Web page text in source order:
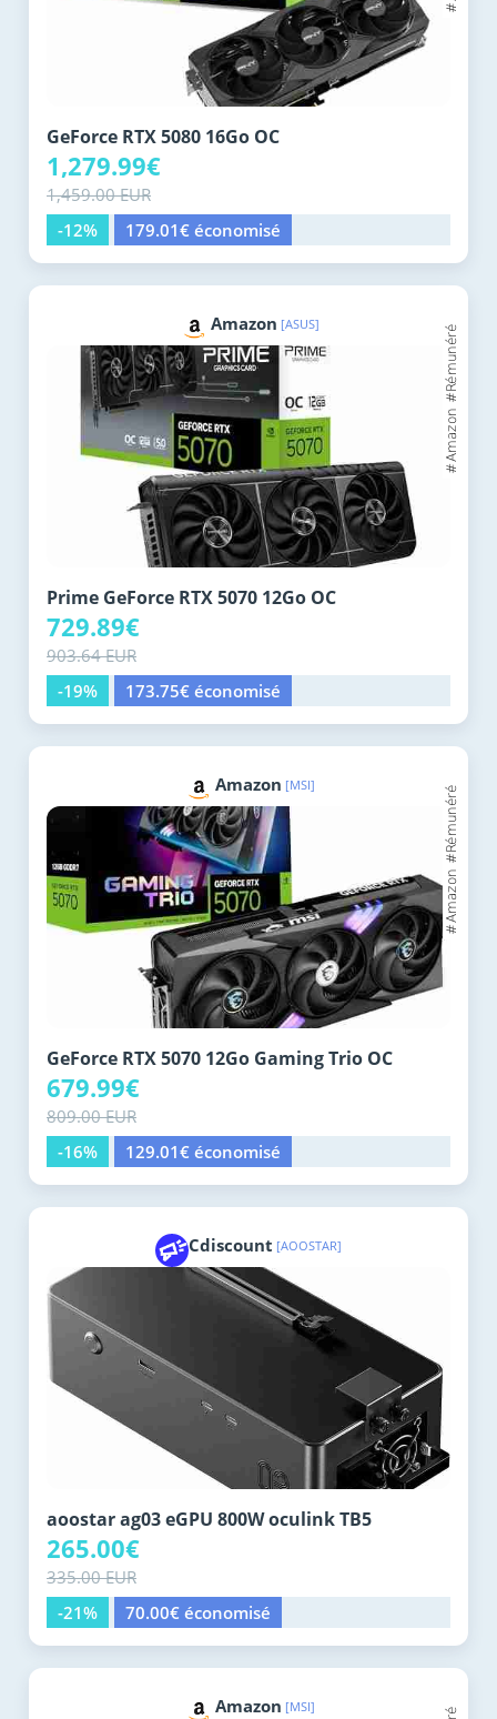
GeForce RTX 5080 16Go OC
1,279.99€
1,459.00 EUR
-12%
179.01€ économisé
Amazon [ASUS]
Prime GeForce RTX 5070 12Go OC
729.89€
903.64 EUR
-19%
173.75€ économisé
Amazon [MSI]
GeForce RTX 5070 12Go Gaming Trio OC
679.99€
809.00 EUR
-16%
129.01€ économisé
Cdiscount [AOOSTAR]
aoostar ag03 eGPU 800W oculink TB5
265.00€
335.00 EUR
-21%
70.00€ économisé
Amazon [MSI]